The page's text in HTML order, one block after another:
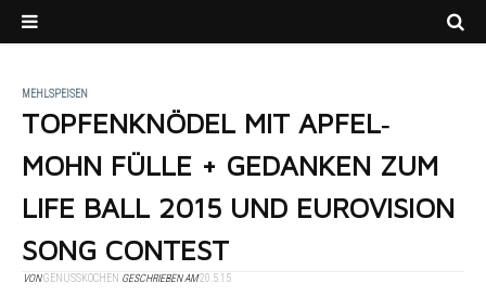
MEHLSPEISEN
TOPFENKNÖDEL MIT APFEL‐
MOHN FÜLLE + GEDANKEN ZUM
LIFE BALL 2015 UND EUROVISION
SONG CONTEST
VONGENUSSKOCHEN GESCHRIEBEN AM20.5.15